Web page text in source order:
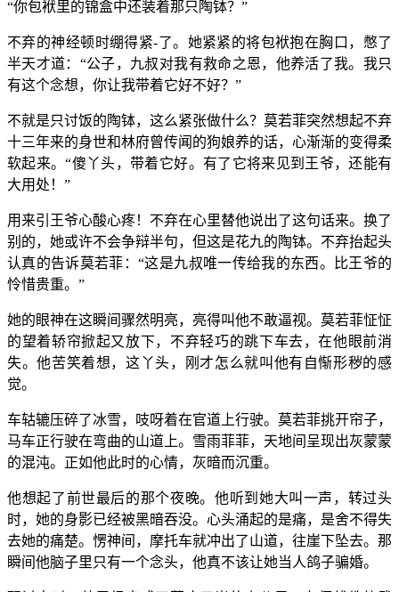
“你包袱里的锦盒中还装着那只陶钵？”
不弃的神经顿时绷得紧-了。她紧紧的将包袱抱在胸口，憋了
半天才道：“公子，九叔对我有救命之恩，他养活了我。我只
有这个念想，你让我带着它好不好？”
不就是只讨饭的陶钵，这么紧张做什么？莫若菲突然想起不弃
十三年来的身世和林府曾传闻的狗娘养的话，心渐渐的变得柔
软起来。“傻丫头，带着它好。有了它将来见到王爷，还能有
大用处！”
用来引王爷心酸心疼！不弃在心里替他说出了这句话来。换了
别的，她或许不会争辩半句，但这是花九的陶钵。不弃抬起头
认真的告诉莫若菲：“这是九叔唯一传给我的东西。比王爷的
怜惜贵重。”
她的眼神在这瞬间骤然明亮，亮得叫他不敢逼视。莫若菲怔怔
的望着轿帘掀起又放下，不弃轻巧的跳下车去，在他眼前消
失。他苦笑着想，这丫头，刚才怎么就叫他有自惭形秽的感
觉。
车轱辘压碎了冰雪，吱呀着在官道上行驶。莫若菲挑开帘子，
马车正行驶在弯曲的山道上。雪雨菲菲，天地间呈现出灰蒙蒙
的混沌。正如他此时的心情，灰暗而沉重。
他想起了前世最后的那个夜晚。他听到她大叫一声，转过头
时，她的身影已经被黑暗吞没。心头涌起的是痛，是舍不得失
去她的痛楚。愣神间，摩托车就冲出了山道，往崖下坠去。那
瞬间他脑子里只有一个念头，他真不该让她当人鸽子骗婚。